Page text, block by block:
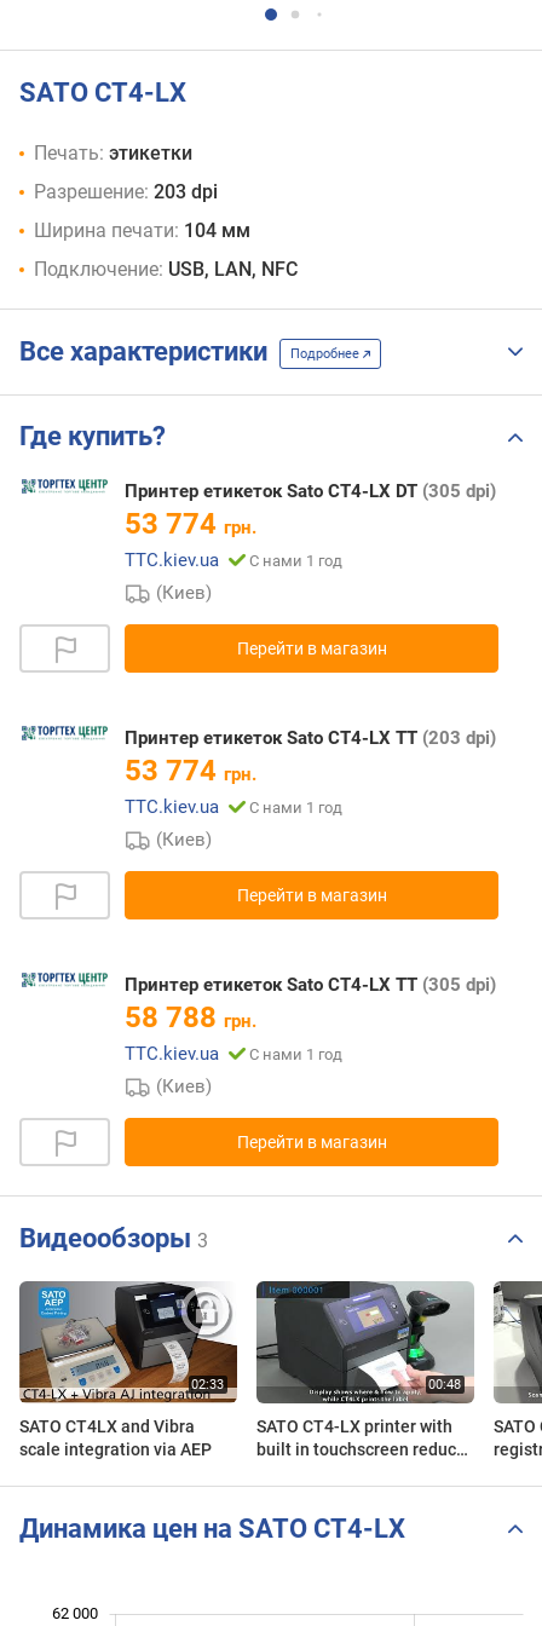
SATO CT4-LX
Печать: этикетки
Разрешение: 203 dpi
Ширина печати: 104 мм
Подключение: USB, LAN, NFC
Все характеристики Подробнее
Где купить?
Принтер етикеток Sato CT4-LX DT (305 dpi)
53 774 грн.
TTC.kiev.ua
С нами 1 год
(Киев)
Перейти в магазин
Принтер етикеток Sato CT4-LX TT (203 dpi)
53 774 грн.
TTC.kiev.ua
С нами 1 год
(Киев)
Перейти в магазин
Принтер етикеток Sato CT4-LX TT (305 dpi)
58 788 грн.
TTC.kiev.ua
С нами 1 год
(Киев)
Перейти в магазин
Видеообзоры 3
SATO CT4LX and Vibra
scale integration via AEP
SATO CT4-LX printer with
built in touchscreen reduces
Динамика цен на SATO CT4-LX
62 000